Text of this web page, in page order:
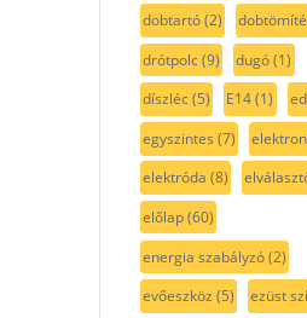
dobtartó(2)
drótpolc(9) dugó(1)
díszléc(5) E14(1)
egyszintes (7)
elektróda (8)
előlap(60)
energia szabályzó(2)
evőeszköz (5) ezüst